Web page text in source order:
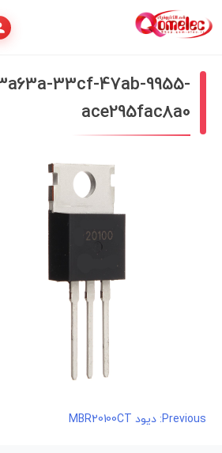
33cf-47ab-9955-
ace295fac8a0
راهبری
Previous: دیود MBR20100CT